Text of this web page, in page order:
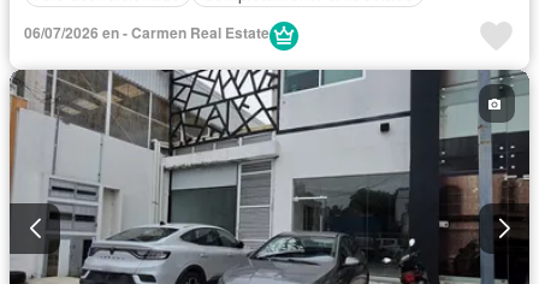
06/07/2026 en - Carmen Real Estate